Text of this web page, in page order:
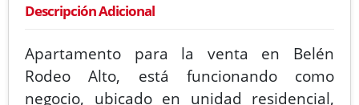
Descripción Adicional
Apartamento para la venta en Belén
Rodeo Alto, está funcionando como
negocio, ubicado en unidad residencial,